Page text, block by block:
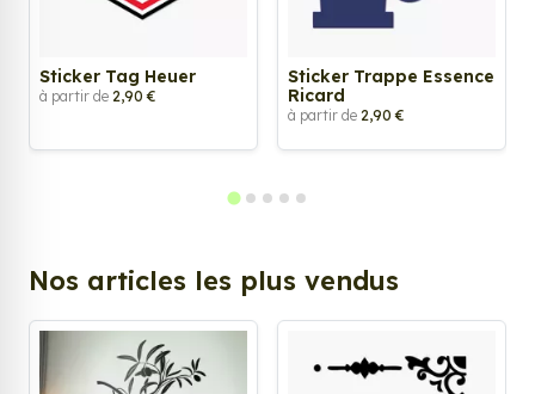
Sticker Tag Heuer
à partir de 2,90 €
Sticker Trappe Essence
Ricard
à partir de 2,90 €
Nos articles les plus vendus